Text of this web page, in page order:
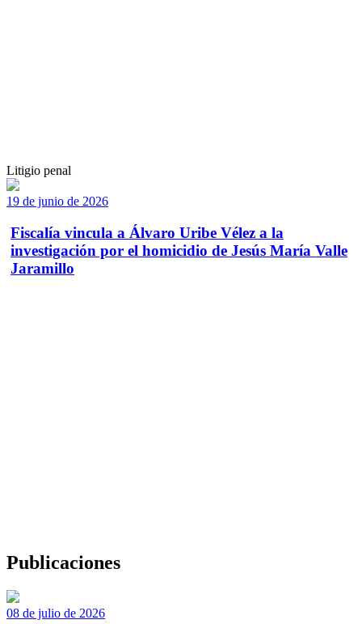
Litigio penal
19 de junio de 2026
Fiscalía vincula a Álvaro Uribe Vélez a la
investigación por el homicidio de Jesús María Valle
Jaramillo
Publicaciones
08 de julio de 2026